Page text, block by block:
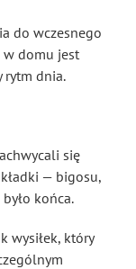
do wczesnego
w domu jest
rytm dnia.
się
— bigosu,
końca.
wysiłek, który